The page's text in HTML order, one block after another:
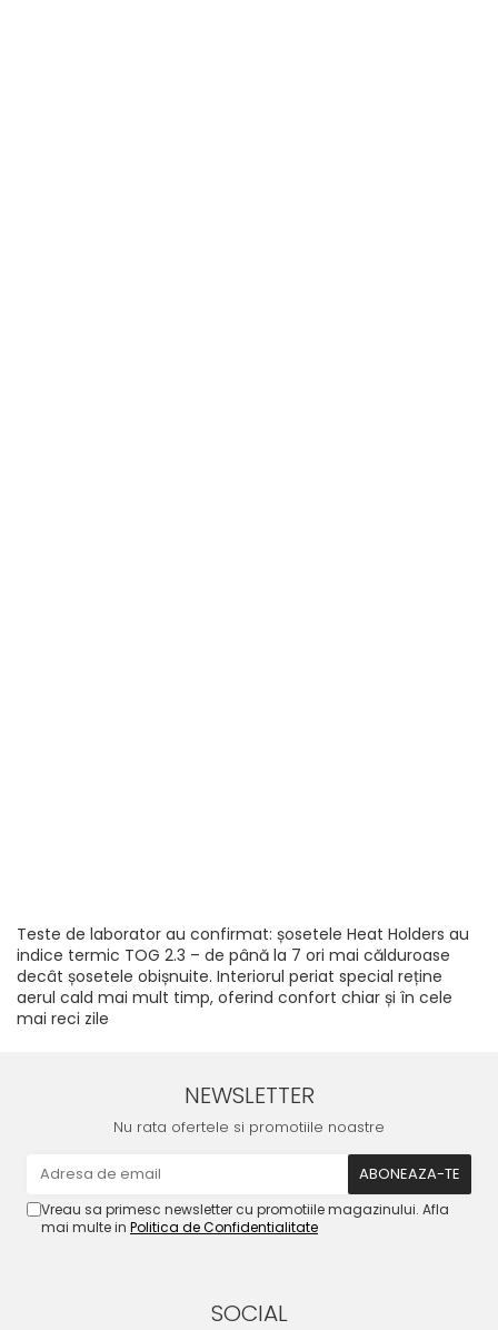
Teste de laborator au confirmat: șosetele Heat Holders au
indice termic TOG 2.3 – de până la 7 ori mai călduroase
decât șosetele obișnuite. Interiorul periat special reține
aerul cald mai mult timp, oferind confort chiar și în cele
mai reci zile
NEWSLETTER
Nu rata ofertele si promotiile noastre
Vreau sa primesc newsletter cu promotiile magazinului. Afla
mai multe in Politica de Confidentialitate
SOCIAL